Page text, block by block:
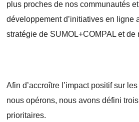
plus proches de nos communautés
développement d’initiatives en ligne
stratégie de SUMOL+COMPAL et de
Afin d’accroître l’impact positif sur
nous opérons, nous avons défini
prioritaires.